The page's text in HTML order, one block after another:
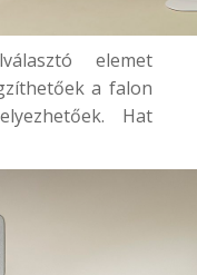
elemet
a falon
Hat